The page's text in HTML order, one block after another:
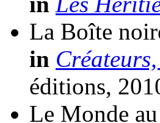
La Boîte
in
éditions,
Le Monde